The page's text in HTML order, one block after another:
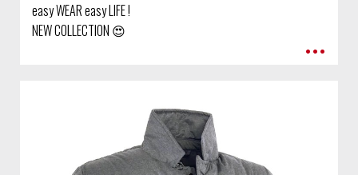
easy WEAR easy LIFE !
NEW COLLECTION 😍
•••